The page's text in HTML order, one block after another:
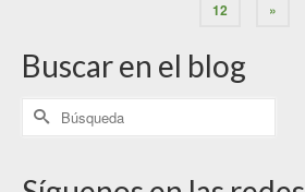
12 »
Buscar en el blog